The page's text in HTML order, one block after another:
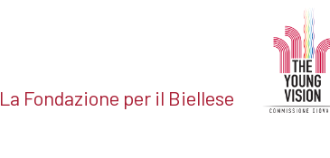
La Fondazione per il Biellese